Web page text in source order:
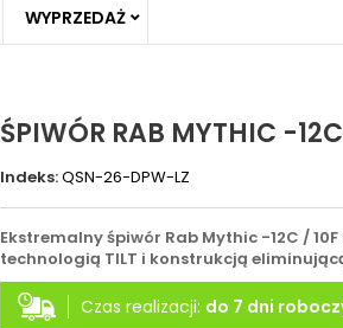
WYPRZEDAŻ
ŚPIWÓR RAB MYTHIC -12C
Indeks:QSN-26-DPW-LZ
Ekstremalny śpiwór Rab Mythic -12C /
technologią TILT i konstrukcją
Czas realizacji: do 7 dni